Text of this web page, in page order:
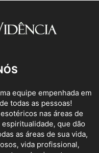
equipe empenhada em
todas as pessoas!
nas áreas de
que dão
as áreas de sua vida,
vida profissional,